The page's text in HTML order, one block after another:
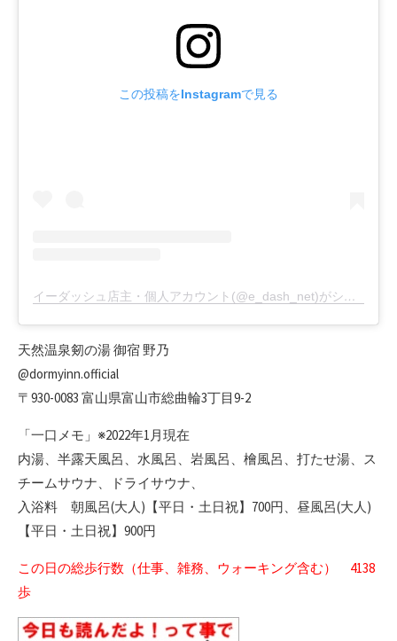
この投稿をInstagramで見る
イーダッシュ店主・個人アカウント(@e_dash_net)がシェアした投稿
天然温泉剱の湯 御宿 野乃
@dormyinn.official
〒930-0083 富山県富山市総曲輪3丁目9-2
「一口メモ」※2022年1月現在
内湯、半露天風呂、水風呂、岩風呂、檜風呂、打たせ湯、ス
チームサウナ、ドライサウナ、
入浴料 朝風呂(大人)【平日・土日祝】700円、昼風呂(大人)
【平日・土日祝】900円
この日の総歩行数（仕事、雑務、ウォーキング含む） 4138
歩